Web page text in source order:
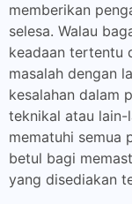
memberikan
selesa. Walau
keadaan tertentu
masalah dengan
kesalahan dalam
teknikal atau lain-
mematuhi semua
betul bagi
yang disediakan